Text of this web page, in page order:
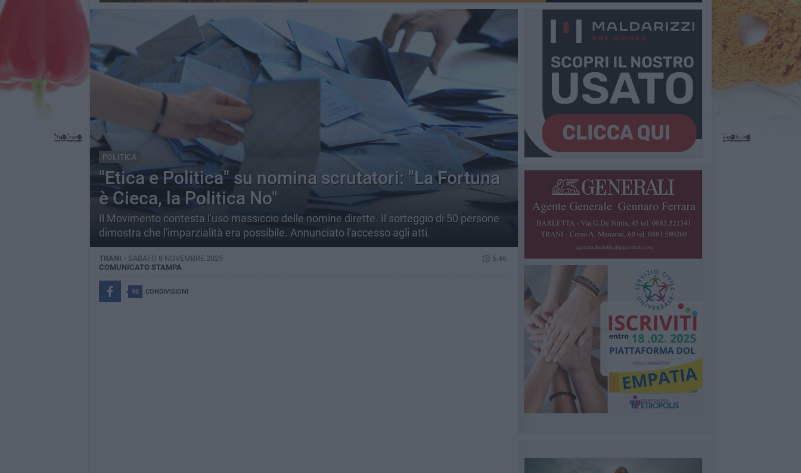
POLITICA
"Etica e Politica" su nomina scrutatori: "La Fortuna
è Cieca, la Politica No"
Il Movimento contesta l'uso massiccio delle nomine dirette. Il sorteggio di 50 persone
dimostra che l'imparzialità era possibile. Annunciato l'accesso agli atti.
TRANI - SABATO 8 NOVEMBRE 2025
6.46
COMUNICATO STAMPA
98 CONDIVISIONI